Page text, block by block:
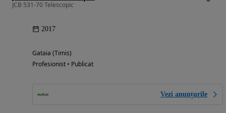
JCB 531-70 Telescopic
2017
Gataia (Timis)
Profesionist • Publicat
Vezi anunțurile